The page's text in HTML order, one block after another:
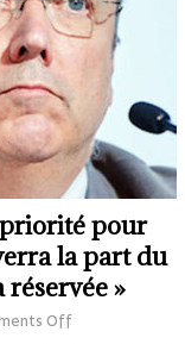
pour
la part du
»
Off